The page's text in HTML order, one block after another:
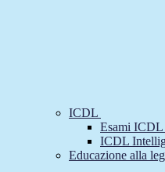
ICDL
Esami
ICDL
Educazione alla